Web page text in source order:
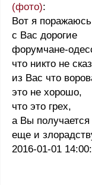
(фото):
Вот я поражаюсь
с Вас дорогие
форумчане-
что никто не
из Вас что
это не хорошо,
что это грех,
а Вы получается
еще и
2016-01-01